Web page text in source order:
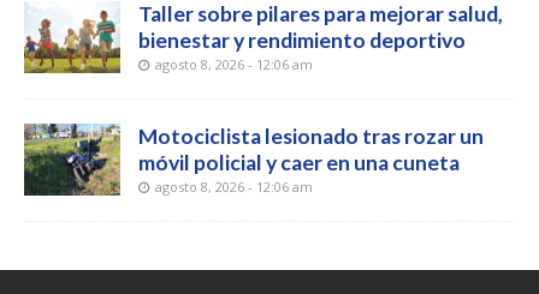
Taller sobre pilares para mejorar salud,
bienestar y rendimiento deportivo
agosto 8, 2026 - 12:06 am
Motociclista lesionado tras rozar un
móvil policial y caer en una cuneta
agosto 8, 2026 - 12:06 am